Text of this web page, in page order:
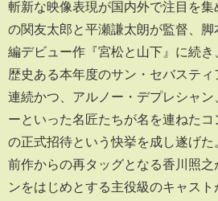
斬新な映像表現が国内外で注目を集
の関友太郎と平瀬謙太朗が監督、
編デビュー作『宮松と山下』に続
歴史ある本年度のサン・セバステ
連続かつ、アルノー・デプレシャ
ーといった名匠たちが名を連ねた
の正式招待という快挙を成し遂げた
前作からの再タッグとなる香川照
ンをはじめとする主役級のキャスト